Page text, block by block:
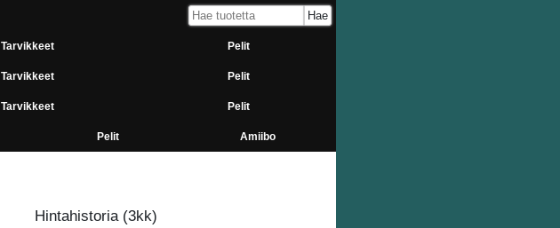
Tarvikkeet Pelit
Tarvikkeet Pelit
Tarvikkeet Pelit
Pelit Amiibo
Hintahistoria (3kk)